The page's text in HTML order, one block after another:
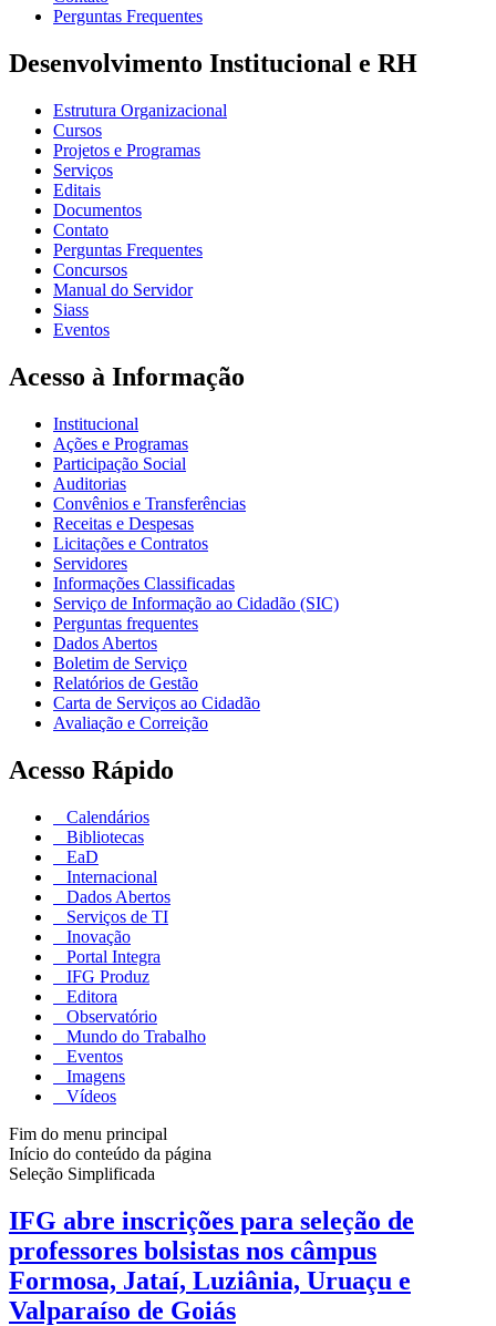
Perguntas Frequentes
Desenvolvimento Institucional e RH
Estrutura Organizacional
Cursos
Projetos e Programas
Serviços
Editais
Documentos
Contato
Perguntas Frequentes
Concursos
Manual do Servidor
Siass
Eventos
Acesso à Informação
Institucional
Ações e Programas
Participação Social
Auditorias
Convênios e Transferências
Receitas e Despesas
Licitações e Contratos
Servidores
Informações Classificadas
Serviço de Informação ao Cidadão (SIC)
Perguntas frequentes
Dados Abertos
Boletim de Serviço
Relatórios de Gestão
Carta de Serviços ao Cidadão
Avaliação e Correição
Acesso Rápido
Calendários
Bibliotecas
EaD
Internacional
Dados Abertos
Serviços de TI
Inovação
Portal Integra
IFG Produz
Editora
Observatório
Mundo do Trabalho
Eventos
Imagens
Vídeos
Fim do menu principal
Início do conteúdo da página
Seleção Simplificada
IFG abre inscrições para seleção de
professores bolsistas nos câmpus
Formosa, Jataí, Luziânia, Uruaçu e
Valparaíso de Goiás